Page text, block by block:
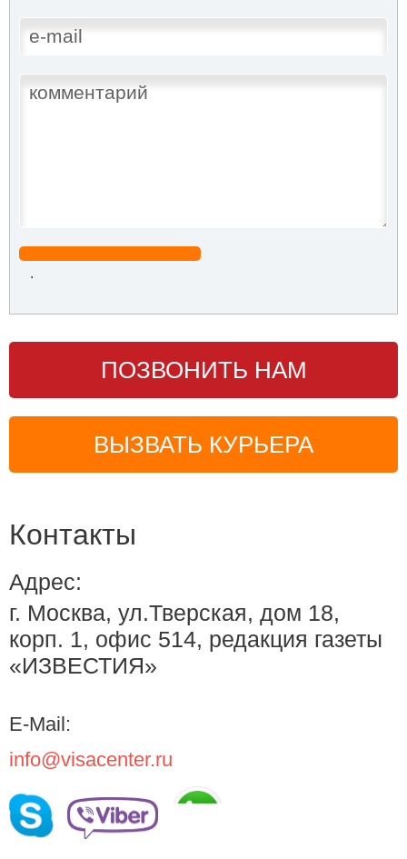
.
ПОЗВОНИТЬ НАМ
ВЫЗВАТЬ КУРЬЕРА
Контакты
Адрес:
г. Москва, ул.Тверская, дом 18,
корп. 1, офис 514, редакция газеты
«ИЗВЕСТИЯ»
E-Mail:
info@visacenter.ru